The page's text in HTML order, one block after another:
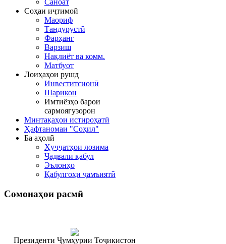
Саноат
Соҳаи иҷтимоӣ
Маориф
Тандурустӣ
Фарҳанг
Варзиш
Нақлиёт ва комм.
Матбуот
Лоиҳаҳои рушд
Инвеститсионӣ
Шарикон
Имтиёзҳо барои
сармоягузорон
Минтақаҳои истироҳатӣ
Ҳафтаномаи "Соҳил"
Ба аҳолӣ
Ҳуҷҷатҳои лозима
Ҷадвали қабул
Эълонҳо
Қабулгоҳи ҷамъиятӣ
Сомонаҳои расмӣ
Президенти Ҷумҳурии Тоҷикистон